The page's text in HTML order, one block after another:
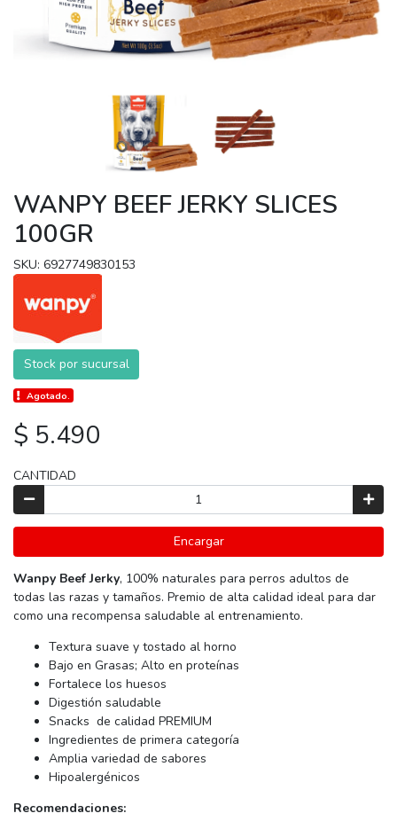
WANPY BEEF JERKY SLICES
100GR
SKU: 6927749830153
Stock por sucursal
Agotado.
$ 5.490
CANTIDAD
Encargar
Wanpy Beef Jerky, 100% naturales para perros adultos de
todas las razas y tamaños. Premio de alta calidad ideal para dar
como una recompensa saludable al entrenamiento.
Textura suave y tostado al horno
Bajo en Grasas; Alto en proteínas
Fortalece los huesos
Digestión saludable
Snacks de calidad PREMIUM
Ingredientes de primera categoría
Amplia variedad de sabores
Hipoalergénicos
Recomendaciones: